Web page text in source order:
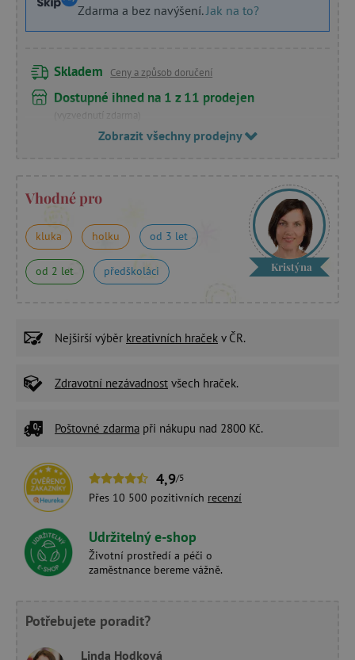
Zdarma a bez navýšení. Jak na to?
Skladem Ceny a způsob doručení
Dostupné ihned na 1 z 11 prodejen
(vyzvednutí zdarma)
Zobrazit všechny prodejny
Vhodné pro
kluka holku od 3 let
od 2 let předškoláci Kristýna
Nejširší výběr kreativních hraček v ČR.
Zdravotní nezávadnost všech hraček.
Poštovné zdarma při nákupu nad 2800 Kč.
4,9/5
Přes 10 500 pozitivních recenzí
Udržitelný e-shop
Životní prostředí a péči o
zaměstnance bereme vážně.
Potřebujete poradit?
Linda Hodková